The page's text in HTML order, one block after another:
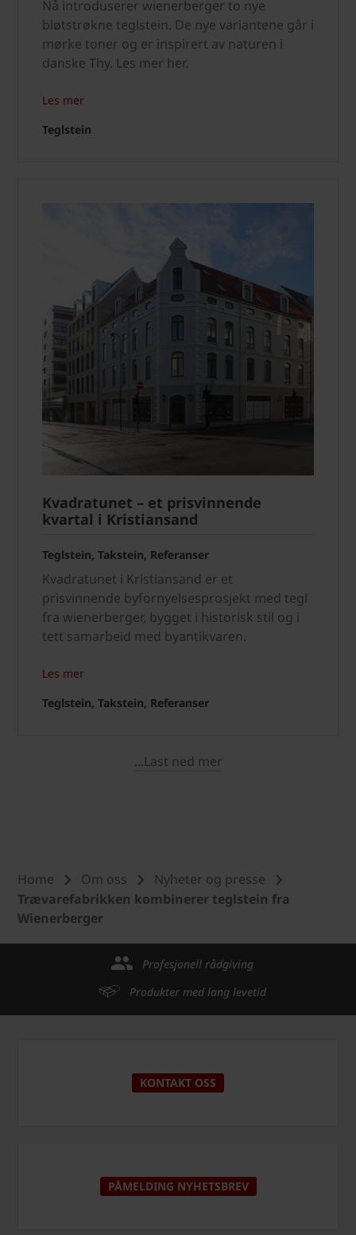
Nå introduserer wienerberger to nye
bløtstrøkne teglstein. De nye variantene går i
mørke toner og er inspirert av naturen i
danske Thy. Les mer her.
Les mer
Teglstein
Kvadratunet – et prisvinnende
kvartal i Kristiansand
Teglstein, Takstein, Referanser
Kvadratunet i Kristiansand er et
prisvinnende byfornyelsesprosjekt med tegl
fra wienerberger, bygget i historisk stil og i
tett samarbeid med byantikvaren.
Les mer
Teglstein, Takstein, Referanser
...Last ned mer
Home Om oss
Nyheter og presse
Trævarefabrikken kombinerer teglstein fra
Wienerberger
Profesjonell rådgiving
Produkter med lang levetid
KONTAKT OSS
PÅMELDING NYHETSBREV